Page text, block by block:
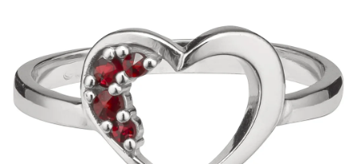
5
hvězdiček.